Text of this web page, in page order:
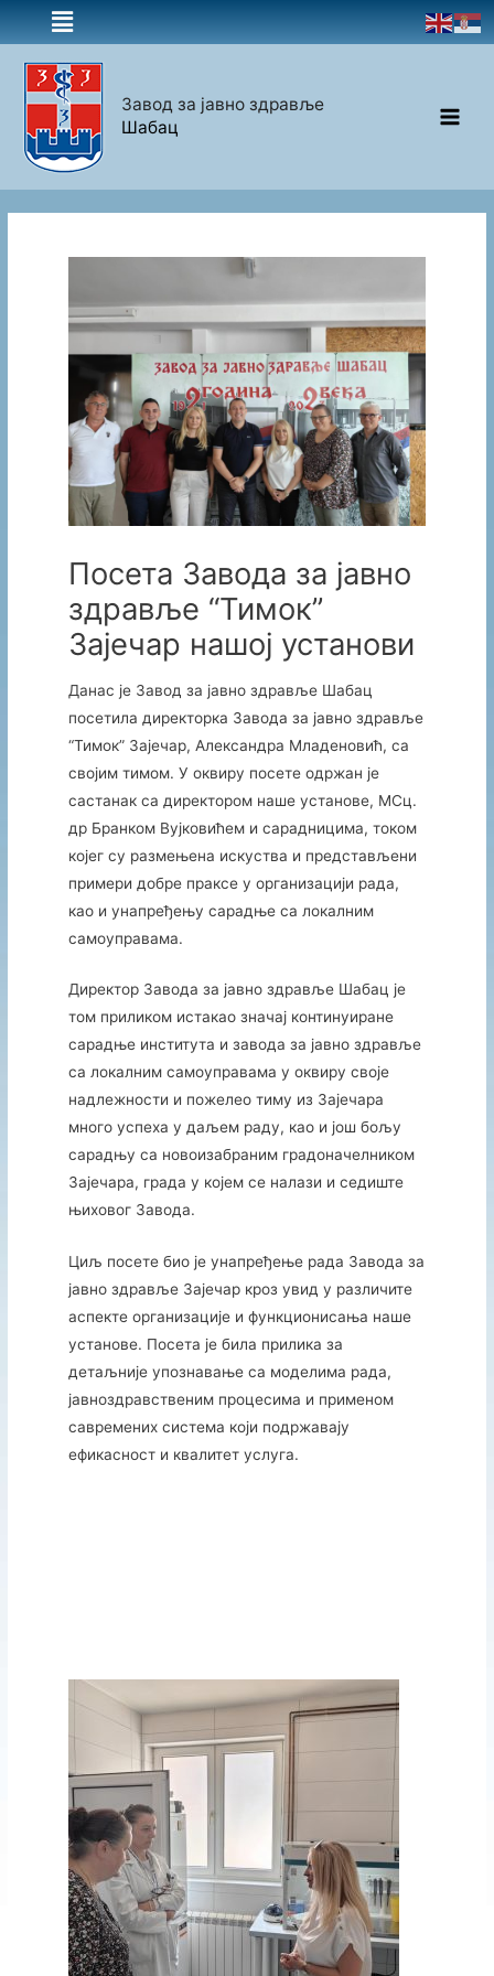
Завод за јавно здравље
Шабац
Посета Завода за јавно
здравље “Тимок”
Зајечар нашој установи
Данас је Завод за јавно здравље Шабац
посетила директорка Завода за јавно здравље
“Тимок” Зајечар, Александра Младеновић, са
својим тимом. У оквиру посете одржан је
састанак са директором наше установе, МСц.
др Бранком Вујковићем и сарадницима, током
којег су размењена искуства и представљени
примери добре праксе у организацији рада,
као и унапређењу сарадње са локалним
самоуправама.
Директор Завода за јавно здравље Шабац је
том приликом истакао значај континуиране
сарадње института и завода за јавно здравље
са локалним самоуправама у оквиру своје
надлежности и пожелео тиму из Зајечара
много успеха у даљем раду, као и још бољу
сарадњу са новоизабраним градоначелником
Зајечара, града у којем се налази и седиште
њиховог Завода.
Циљ посете био је унапређење рада Завода за
јавно здравље Зајечар кроз увид у различите
аспекте организације и функционисања наше
установе. Посета је била прилика за
детаљније упознавање са моделима рада,
јавноздравственим процесима и применом
савремених система који подржавају
ефикасност и квалитет услуга.